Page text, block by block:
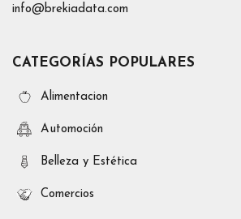
info@brekiadata.com
CATEGORÍAS POPULARES
Alimentacion
Automoción
Belleza y Estética
Comercios